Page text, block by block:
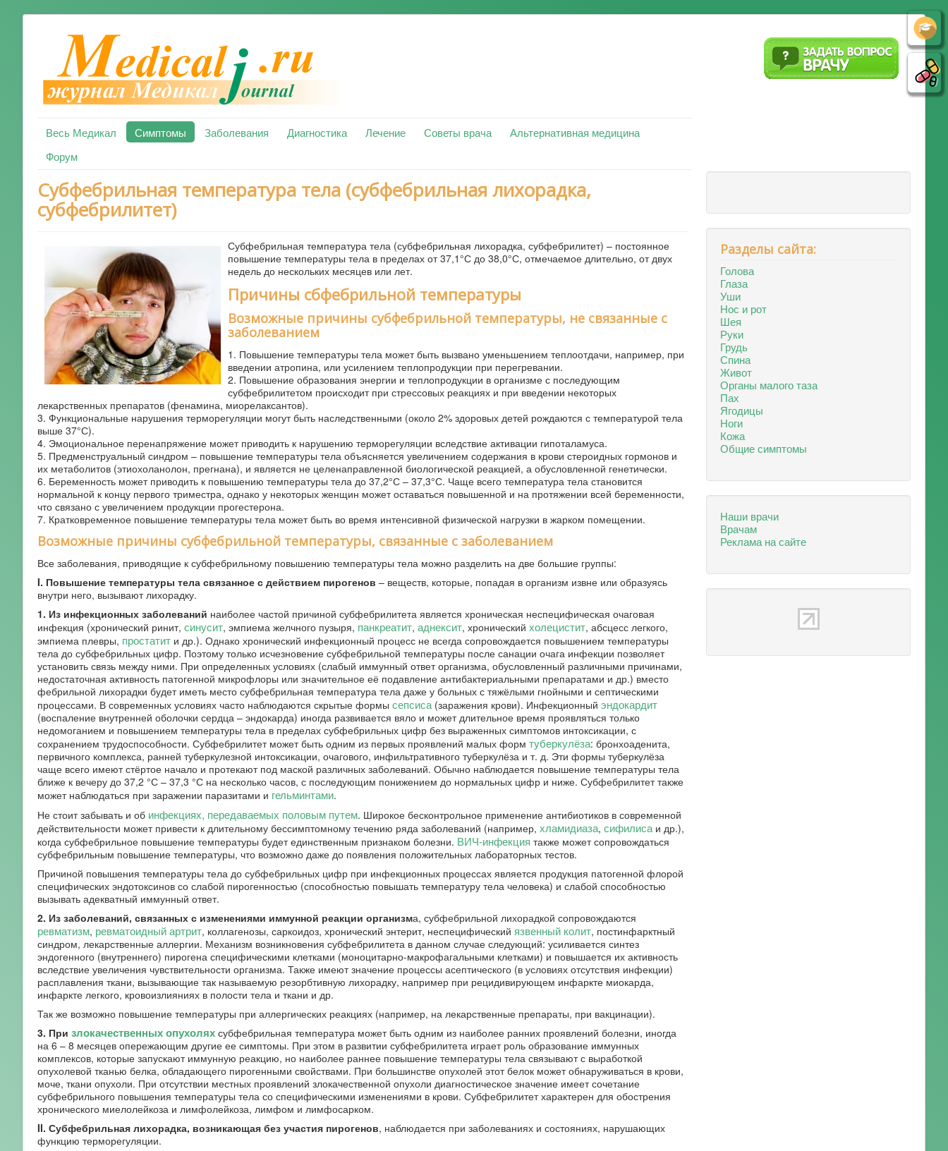
Весь Медикал Симптомы Заболевания Диагностика Лечение Советы врача
Альтернативная медицина
Форум
Субфебрильная температура тела (субфебрильная лихорадка,
субфебрилитет)
Субфебрильная температура тела (субфебрильная лихорадка, субфебрилитет) – постоянное
повышение температуры тела в пределах от 37,1°С до 38,0°С, отмечаемое длительно, от двух
недель до нескольких месяцев или лет.
Причины сбфебрильной температуры
Возможные причины субфебрильной температуры, не связанные с
заболеванием
1. Повышение температуры тела может быть вызвано уменьшением теплоотдачи, например, при
введении атропина, или усилением теплопродукции при перегревании.
2. Повышение образования энергии и теплопродукции в организме с последующим
субфебрилитетом происходит при стрессовых реакциях и при введении некоторых
лекарственных препаратов (фенамина, миорелаксантов).
3. Функциональные нарушения терморегуляции могут быть наследственными (около 2% здоровых детей рождаются с температурой тела
выше 37°С).
4. Эмоциональное перенапряжение может приводить к нарушению терморегуляции вследствие активации гипоталамуса.
5. Предменструальный синдром – повышение температуры тела объясняется увеличением содержания в крови стероидных гормонов и
их метаболитов (этиохоланолон, прегнана), и является не целенаправленной биологической реакцией, а обусловленной генетически.
6. Беременность может приводить к повышению температуры тела до 37,2°С – 37,3°С. Чаще всего температура тела становится
нормальной к концу первого триместра, однако у некоторых женщин может оставаться повышенной и на протяжении всей беременности,
что связано с увеличением продукции прогестерона.
7. Кратковременное повышение температуры тела может быть во время интенсивной физической нагрузки в жарком помещении.
Возможные причины субфебрильной температуры, связанные с заболеванием
Все заболевания, приводящие к субфебрильному повышению температуры тела можно разделить на две большие группы:
I. Повышение температуры тела связанное с действием пирогенов – веществ, которые, попадая в организм извне или образуясь
внутри него, вызывают лихорадку.
1. Из инфекционных заболеваний наиболее частой причиной субфебрилитета является хроническая неспецифическая очаговая
инфекция (хронический ринит, синусит, эмпиема желчного пузыря, панкреатит, аднексит, хронический холецистит, абсцесс легкого,
эмпиема плевры, простатити др.). Однако хронический инфекционный процесс не всегда сопровождается повышением температуры
тела до субфебрильных цифр. Поэтому только исчезновение субфебрильной температуры после санации очага инфекции позволяет
установить связь между ними. При определенных условиях (слабый иммунный ответ организма, обусловленный различными причинами,
недостаточная активность патогенной микрофлоры или значительное её подавление антибактериальными препаратами и др.) вместо
фебрильной лихорадки будет иметь место субфебрильная температура тела даже у больных с тяжёлыми гнойными и септическими
процессами. В современных условиях часто наблюдаются скрытые формы сепсиса(заражения крови). Инфекционный эндокардит
(воспаление внутренней оболочки сердца – эндокарда) иногда развивается вяло и может длительное время проявляться только
недомоганием и повышением температуры тела в пределах субфебрильных цифр без выраженных симптомов интоксикации, с
сохранением трудоспособности. Субфебрилитет может быть одним из первых проявлений малых форм туберкулёза: бронхоаденита,
первичного комплекса, ранней туберкулезной интоксикации, очагового, инфильтративного туберкулёза и т. д. Эти формы туберкулёза
чаще всего имеют стёртое начало и протекают под маской различных заболеваний. Обычно наблюдается повышение температуры тела
ближе к вечеру до 37,2 °С – 37,3 °С на несколько часов, с последующим понижением до нормальных цифр и ниже. Субфебрилитет также
может наблюдаться при заражении паразитами и гельминтами.
Не стоит забывать и об инфекциях, передаваемых половым путем. Широкое бесконтрольное применение антибиотиков в современной
действительности может привести к длительному бессимптомному течению ряда заболеваний (например, хламидиаза, сифилисаи др.),
когда субфебрильное повышение температуры будет единственным признаком болезни. ВИЧ-инфекция также может сопровождаться
субфебрильным повышение температуры, что возможно даже до появления положительных лабораторных тестов.
Причиной повышения температуры тела до субфебрильных цифр при инфекционных процессах является продукция патогенной флорой
специфических эндотоксинов со слабой пирогенностью (способностью повышать температуру тела человека) и слабой способностью
вызывать адекватный иммунный ответ.
2. Из заболеваний, связанных с изменениями иммунной реакции организма, субфебрильной лихорадкой сопровождаются
ревматизм, ревматоидный артрит, коллагенозы, саркоидоз, хронический энтерит, неспецифический язвенный колит, постинфарктный
синдром, лекарственные аллергии. Механизм возникновения субфебрилитета в данном случае следующий: усиливается синтез
эндогенного (внутреннего) пирогена специфическими клетками (моноцитарно-макрофагальными клетками) и повышается их активность
вследствие увеличения чувствительности организма. Также имеют значение процессы асептического (в условиях отсутствия инфекции)
расплавления ткани, вызывающие так называемую резорбтивную лихорадку, например при рецидивирующем инфаркте миокарда,
инфаркте легкого, кровоизлияниях в полости тела и ткани и др.
Так же возможно повышение температуры при аллергических реакциях (например, на лекарственные препараты, при вакцинации).
3. При злокачественных опухоляхсубфебрильная температура может быть одним из наиболее ранних проявлений болезни, иногда
на 6 – 8 месяцев опережающим другие ее симптомы. При этом в развитии субфебрилитета играет роль образование иммунных
комплексов, которые запускают иммунную реакцию, но наиболее раннее повышение температуры тела связывают с выработкой
опухолевой тканью белка, обладающего пирогенными свойствами. При большинстве опухолей этот белок может обнаруживаться в крови,
моче, ткани опухоли. При отсутствии местных проявлений злокачественной опухоли диагностическое значение имеет сочетание
субфебрильного повышения температуры тела со специфическими изменениями в крови. Субфебрилитет характерен для обострения
хронического миелолейкоза и лимфолейкоза, лимфом и лимфосарком.
II. Субфебрильная лихорадка, возникающая без участия пирогенов, наблюдается при заболеваниях и состояниях, нарушающих
функцию терморегуляции.
Разделы сайта:
Голова
Глаза
Уши
Нос и рот
Шея
Руки
Грудь
Спина
Живот
Органы малого таза
Пах
Ягодицы
Ноги
Кожа
Общие симптомы
Наши врачи
Врачам
Реклама на сайте